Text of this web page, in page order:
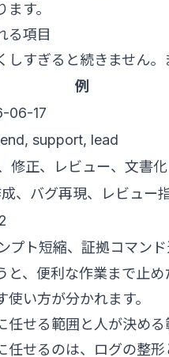
す。
る項目
しすぎると続きません。
例
06-17
support, lead
修正、レビュー、文書化
成、バグ再現、レビュー
プト短縮、証拠コマン
と、便利な作業まで止
い方が分かれます。
任せる範囲と人が決める
任せるのは、ログの整形